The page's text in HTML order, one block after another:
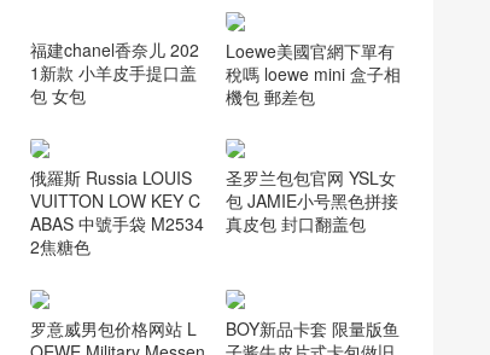
福建chanel香奈儿 202
1新款 小羊皮手提口盖
包 女包
Loewe美國官網下單有
稅嗎 loewe mini 盒子相
機包 郵差包
VUITTON LOW KEY C
ABAS 中號手袋 M2534
2焦糖色
包 JAMIE小号黑色拼接
真皮包 封口翻盖包